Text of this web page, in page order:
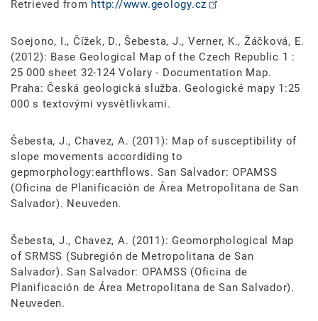
Retrieved from http://www.geology.cz
Soejono, I., Čížek, D., Šebesta, J., Verner, K., Žáčková, E.
(2012): Base Geological Map of the Czech Republic 1 :
25 000 sheet 32-124 Volary - Documentation Map.
Praha: Česká geologická služba. Geologické mapy 1:25
000 s textovými vysvětlivkami.
Šebesta, J., Chavez, A. (2011): Map of susceptibility of
slope movements accordiding to
gepmorphology:earthflows. San Salvador: OPAMSS
(Oficina de Planificación de Área Metropolitana de San
Salvador). Neuveden.
Šebesta, J., Chavez, A. (2011): Geomorphological Map
of SRMSS (Subregión de Metropolitana de San
Salvador). San Salvador: OPAMSS (Oficina de
Planificación de Área Metropolitana de San Salvador).
Neuveden.